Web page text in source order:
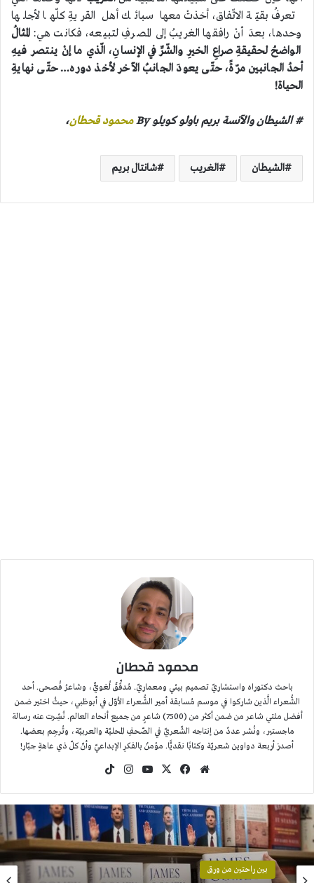
تعرفُ بقيّة الاتّفاق، أخذتْ معها سبائك أهل القريةِ كلّها لأجلها
وحدها، بعدَ أنْ رافقها الغريبُ إلى المصرفِ لتبيعه، فكانت هي: المثالُ
الواضحُ لحقيقةِ صراعِ الخيرِ والشّرِّ في الإنسانِ، الّذي ما إنْ ينتصر فيهِ
أحدُ الجانبين مرّةً، حتّى يعودَ الجانبُ الآخر لأخذ دوره… حتّى نهايةِ
الحياة!
# الشيطان والآنسة بريم باولو كويلو By محمود قحطان،
الشيطان الغريب شانتال بريم
محمود قحطان
باحث دكتوراه واستشاريّ تصميم بيئي ومعماريّ. مُدقِّقٌ لُغويٌّ، وشاعرُ فُصحى. أحد
الشُّعراء الَّذين شاركوا في موسم مُسابقة أمير الشُّعراء الأوّل في أبوظبي، حيثُ اختير ضمن
أفضل مئتي شاعر من ضمن أكثر من (7500) شاعرٍ من جميع أنحاء العالم. نُشِرت عنه رسالة
ماجستير، ونُشر عددٌ من إنتاجه الشّعريّ في الصّحفِ المحليّة والعربيّة، وتُرجِم بعضها.
أصدرَ أربعة دواوين شعريّة وكتابًا نقديًّا. مؤمنٌ بالفكرِ الإبداعيّ وأنّ كلّ ذي عاهةٍ جبّار!
موقع
فيسبوك
‫X
‫YouTubeانستقرام
بين راحتين من ورق